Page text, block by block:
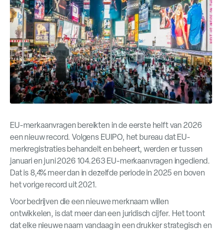
EU-merkaanvragen bereikten in de eerste helft van 2026
een nieuw record. Volgens EUIPO, het bureau dat EU-
merkregistraties behandelt en beheert, werden er tussen
januari en juni 2026 104.263 EU-merkaanvragen ingediend.
Dat is 8,4% meer dan in dezelfde periode in 2025 en boven
het vorige record uit 2021.
Voor bedrijven die een nieuwe merknaam willen
ontwikkelen, is dat meer dan een juridisch cijfer. Het toont
dat elke nieuwe naam vandaag in een drukker strategisch en